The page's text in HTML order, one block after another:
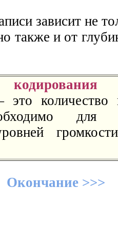
зависит не
также и от
кодирования
количество
для
Окончание >>>